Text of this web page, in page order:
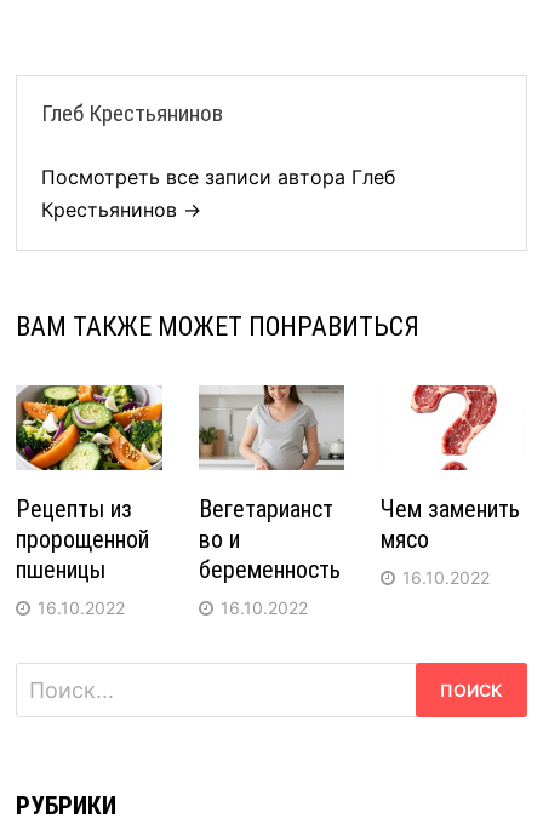
Глеб Крестьянинов
Посмотреть все записи автора Глеб
Крестьянинов →
ВАМ ТАКЖЕ МОЖЕТ ПОНРАВИТЬСЯ
Рецепты из
пророщенной
пшеницы
16.10.2022
Вегетарианст
во и
беременность
16.10.2022
Чем заменить
мясо
16.10.2022
Найти:
РУБРИКИ